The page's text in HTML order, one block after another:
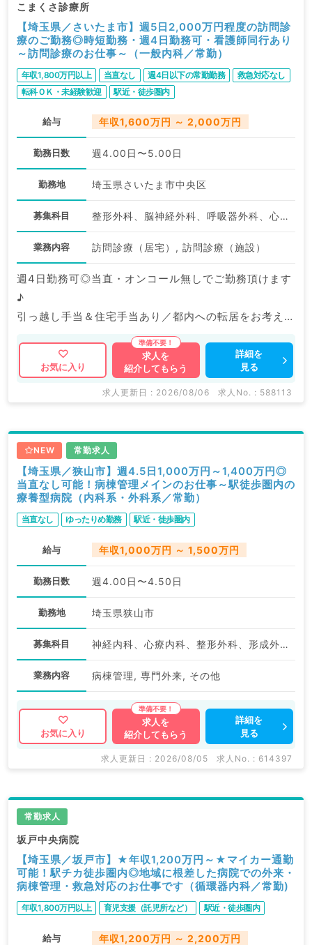
こまくさ診療所
【埼玉県／さいたま市】週5日2,000万円程度の訪問診
療のご勤務◎時短勤務・週4日勤務可・看護師同行あり
～訪問診療のお仕事～（一般内科／常勤）
年収1,800万円以上 当直なし 週4日以下の常勤勤務
救急対応なし
転科ＯＫ・未経験歓迎
駅近・徒歩圏内
給与 年収1,600万円 ～ 2,000万円
勤務日数 週4.00日〜5.00日
勤務地 埼玉県さいたま市中央区
募集科目 整形外科、脳神経外科、呼吸器外科、心臓血管外科、一般内科、循環器内科、呼吸器内科、消化器内科、内分泌・代謝内科、腎臓内科、老年内科、外科系全般、一般外科、消化器外科
業務内容 訪問診療（居宅）, 訪問診療（施設）
週4日勤務可◎当直・オンコール無しでご勤務頂けます
♪
引っ越し手当＆住宅手当あり／都内への転居をお考えの
マイナビDOCTORでは病院やクリニックなどの医療機
関求人はもちろんのこと、
ます。
求人内容の詳細等はお気軽にお問合せ下さい。
お気に入り
求人を
紹介してもらう
詳細を
見る
求人更新日 : 2026/08/06 求人No. : 588113
NEW 常勤求人
【埼玉県／狭山市】週4.5日1,000万円～1,400万円◎
当直なし可能！病棟管理メインのお仕事～駅徒歩圏内の
療養型病院（内科系・外科系／常勤）
当直なし ゆったりめ勤務 駅近・徒歩圏内
給与 年収1,000万円 ～ 1,500万円
勤務日数 週4.00日〜4.50日
勤務地 埼玉県狭山市
募集科目 神経内科、心療内科、整形外科、形成外科、美容外科、脳神経外科、呼吸器外科、心臓血管外科、小児外科、泌尿器科、一般内科、循環器内科、呼吸器内科、消化器内科、内分泌・代謝内科、腎臓内科、老年内科、外科系全般、一般外科、消化器外科、乳腺外科、スポーツ整形外科、大腸・肛門外科、脊髄・脊椎外科
業務内容 病棟管理, 専門外来, その他
お気に入り
求人を
紹介してもらう
詳細を
見る
求人更新日 : 2026/08/05 求人No. : 614397
常勤求人
坂戸中央病院
【埼玉県／坂戸市】★年収1,200万円～★マイカー通勤
可能！駅チカ徒歩圏内◎地域に根差した病院での外来・
病棟管理・救急対応のお仕事です（循環器内科／常勤)
年収1,800万円以上 育児支援（託児所など） 駅近・徒歩圏内
給与 年収1,200万円 ～ 2,200万円